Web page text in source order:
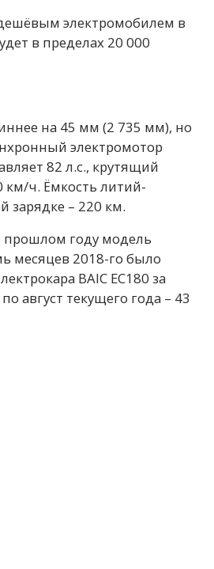
электромобилем в
в пределах 20 000
на 45 мм (2 735 мм), но
электромотор
82 л.с., крутящий
км/ч. Ёмкость литий-
зарядке – 220 км.
прошлом году модель
месяцев 2018-го было
BAIC EC180 за
август текущего года – 43